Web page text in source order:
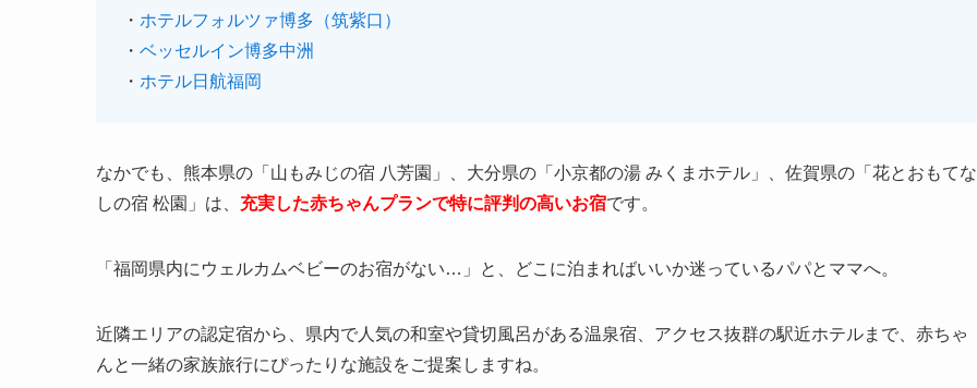
・ ホテルフォルツァ博多（筑紫口）
・ ベッセルイン博多中洲
・ ホテル日航福岡
なかでも、熊本県の「山もみじの宿 八芳園」、大分県の「小京都の湯 みくまホテル」、佐賀県の「花とおもてな
しの宿 松園」は、 充実した赤ちゃんプランで特に評判の高いお宿です。
「福岡県内にウェルカムベビーのお宿がない…」と、どこに泊まればいいか迷っているパパとママへ。
近隣エリアの認定宿から、県内で人気の和室や貸切風呂がある温泉宿、アクセス抜群の駅近ホテルまで、赤ちゃ
んと一緒の家族旅行にぴったりな施設をご提案しますね。